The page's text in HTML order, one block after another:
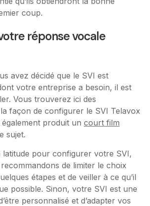
coup.
réponse vocale
avez décidé que le SVI est
votre entreprise a besoin, il est
Vous trouverez ici des
façon de configurer le SVI Telavox
produit un court film
sujet.
latitude pour configurer votre SVI,
de limiter le choix
étapes et de veiller à ce qu’il
possible. Sinon, votre SVI est une
personnalisé et d’adapter vos